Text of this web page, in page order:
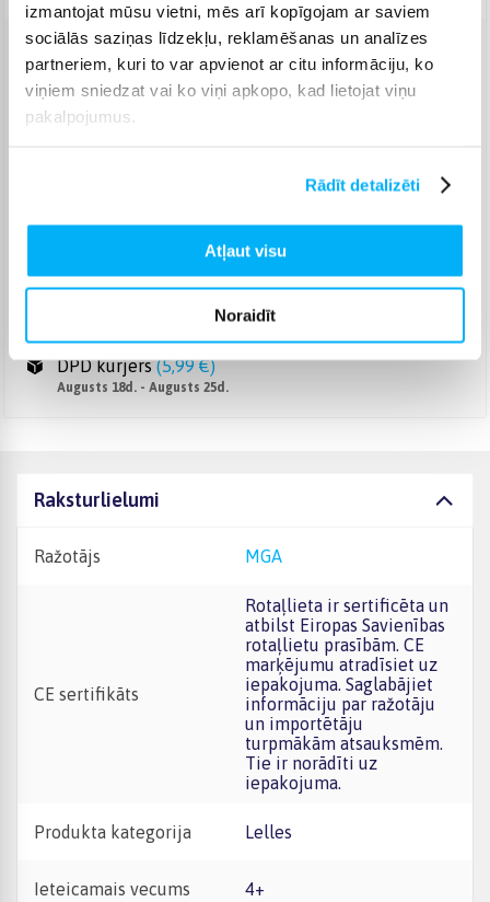
izmantojat mūsu vietni, mēs arī kopīgojam ar saviem
sociālās saziņas līdzekļu, reklamēšanas un analīzes
partneriem, kuri to var apvienot ar citu informāciju, ko
viņiem sniedzat vai ko viņi apkopo, kad lietojat viņu
pakalpojumus.
Rādīt detalizēti
Atļaut visu
Noraidīt
Venipak pakomāts (2,99 €)
Augusts 17d. - Augusts 24d.
Venipak Kurjers
Smartposti pakomāts (2,99 €)
Augusts 17d. - Augusts 24d.
4,99 €)
DPD kurjers (5,99 €)
Augusts 18d. - Augusts 25d.
Raksturlielumi
Ražotājs MGA
CE sertifikāts
Rotaļlieta ir sertificēta un
atbilst Eiropas Savienības
rotaļlietu prasībām. CE
marķējumu atradīsiet uz
iepakojuma. Saglabājiet
informāciju par ražotāju
un importētāju
turpmākām atsauksmēm.
Tie ir norādīti uz
iepakojuma.
Produkta kategorija Lelles
Ieteicamais vecums 4+